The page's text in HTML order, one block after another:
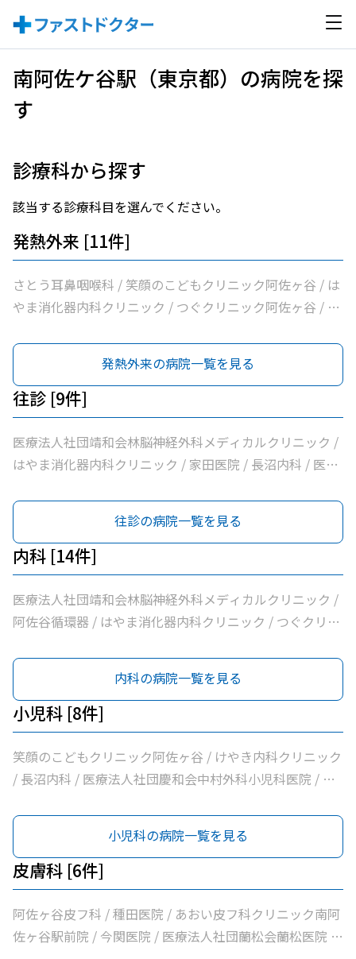
南阿佐ケ谷駅（東京都）の病院を探
す
診療科から探す
該当する診療科目を選んでください。
発熱外来 [11件]
さとう耳鼻咽喉科 / 笑顔のこどもクリニック阿佐ヶ谷 / は
やま消化器内科クリニック / つぐクリニック阿佐ヶ谷 / け
医療法人社団成宗診療所 / 今関医院 / 医療法人社団蘭松会
蘭松医院 / 医療法人社団成東会松浦整形外科内科 / シャレ
ール荻窪前やすだクリニック
発熱外来の病院一覧を見る
往診 [9件]
医療法人社団靖和会林脳神経外科メディカルクリニック /
はやま消化器内科クリニック / 家田医院 / 長沼内科 / 医療
今関医院 / 医療法人社団成東会松浦整形外科内科 / シャレ
ール荻窪前やすだクリニック
往診の病院一覧を見る
内科 [14件]
医療法人社団靖和会林脳神経外科メディカルクリニック /
阿佐谷循環器 / はやま消化器内科クリニック / つぐクリニ
人社団昇陽会阿佐谷すずき診療所 / 長沼内科 / 医療法人社
団明笙会たけうち内科 / 医療法人社団成宗診療所 / 今関医
院 / 医療法人社団蘭松会蘭松医院 / 医療法人社団成東会松
浦整形外科内科 / シャレール荻窪前やすだクリニック
内科の病院一覧を見る
小児科 [8件]
笑顔のこどもクリニック阿佐ヶ谷 / けやき内科クリニック
/ 長沼内科 / 医療法人社団慶和会中村外科小児科医院 / 医
/ 医療法人社団蘭松会蘭松医院 / シャレール荻窪前やすだ
小児科の病院一覧を見る
皮膚科 [6件]
阿佐ヶ谷皮フ科 / 種田医院 / あおい皮フ科クリニック南阿
佐ヶ谷駅前院 / 今関医院 / 医療法人社団蘭松会蘭松医院 /